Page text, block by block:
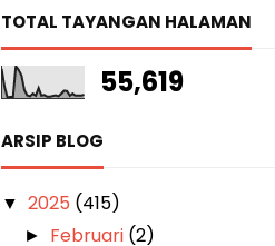
TOTAL TAYANGAN HALAMAN
55,619
ARSIP BLOG
▼2025 (415)
► Februari (2)